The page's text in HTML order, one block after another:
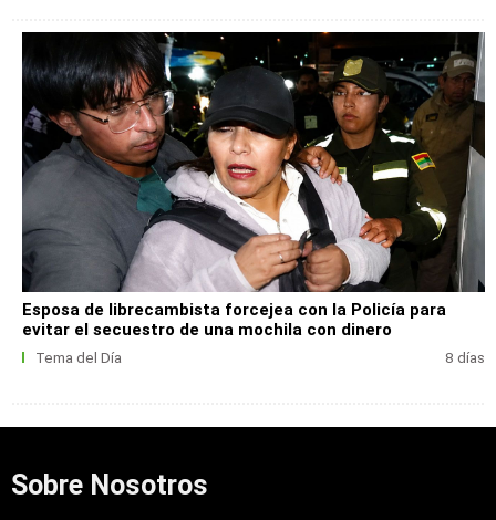
Esposa de librecambista forcejea con la Policía para
evitar el secuestro de una mochila con dinero
Tema del Día 8 días
Sobre Nosotros